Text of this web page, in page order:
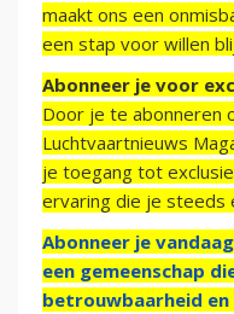
maakt ons een
een stap voor willen
Abonneer je voor
Door je te abonneren
Luchtvaartnieuws
je toegang tot
ervaring die je steeds
Abonneer je
een gemeenschap
betrouwbaarheid